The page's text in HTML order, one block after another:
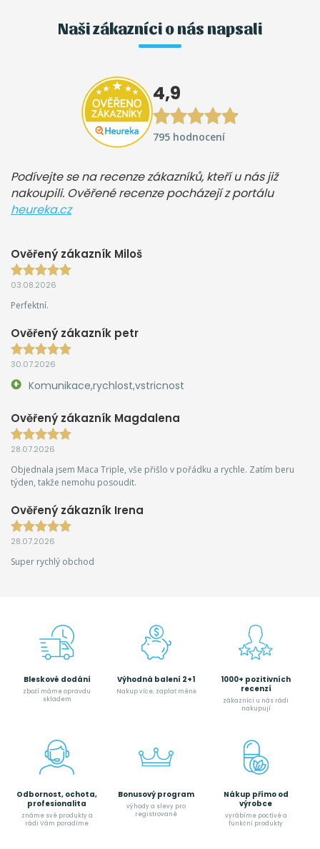
Naši zákazníci o nás napsali
4,9
795 hodnocení
Podívejte se na recenze zákazníků, kteří u nás již
nakoupili. Ověřené recenze pocházejí z portálu
heureka.cz
Ověřený zákazník Miloš
03.08.2026
Perfektní.
Ověřený zákazník petr
30.07.2026
Komunikace,rychlost,vstricnost
Ověřený zákazník Magdalena
28.07.2026
Objednala jsem Maca Triple, vše přišlo v pořádku a rychle. Zatím beru
týden, takže nemohu posoudit.
Ověřený zákazník Irena
28.07.2026
Super rychlý obchod
Bleskové dodání
zboží máme opravdu
skladem
Výhodná balení 2+1
Nakup více, zaplať méně
1000+ pozitivních
recenzí
zákazníci u nás rádi
nakupují
Odbornost, ochota,
profesionalita
známe své produkty a
rádi Vám poradíme
Bonusový program
výhody a slevy pro
registrované
Nákup přímo od
výrobce
vyrábíme poctívé a
funkční produkty